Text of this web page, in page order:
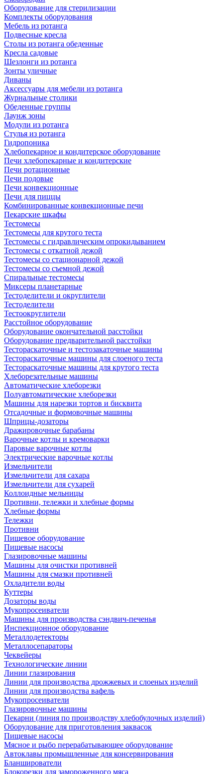
Оборудование для стерилизации
Комплекты оборудования
Мебель из ротанга
Подвесные кресла
Столы из ротанга обеденные
Кресла садовые
Шезлонги из ротанга
Зонты уличные
Диваны
Аксессуары для мебели из ротанга
Журнальные столики
Обеденные группы
Лаунж зоны
Модули из ротанга
Стулья из ротанга
Гидропоника
Хлебопекарное и кондитерское оборудование
Печи хлебопекарные и кондитерские
Печи ротационные
Печи подовые
Печи конвекционные
Печи для пиццы
Комбинированные конвекционные печи
Пекарские шкафы
Тестомесы
Тестомесы для крутого теста
Тестомесы с гидравлическим опрокидыванием
Тестомесы с откатной дежой
Тестомесы со стационарной дежой
Тестомесы со съемной дежой
Спиральные тестомесы
Миксеры планетарные
Тестоделители и округлители
Тестоделители
Тестоокруглители
Расстойное оборудование
Оборудование окончательной расстойки
Оборудование предварительной расстойки
Тестораскаточные и тестозакаточные машины
Тестораскаточные машины для слоеного теста
Тестораскаточные машины для крутого теста
Хлеборезательные машины
Автоматические хлеборезки
Полуавтоматические хлеборезки
Машины для нарезки тортов и бисквита
Отсадочные и формовочные машины
Шприцы-дозаторы
Дражировочные барабаны
Варочные котлы и кремоварки
Паровые варочные котлы
Электрические варочные котлы
Измельчители
Измельчители для сахара
Измельчители для сухарей
Коллоидные мельницы
Противни, тележки и хлебные формы
Хлебные формы
Тележки
Противни
Пищевое оборудование
Пищевые насосы
Глазировочные машины
Машины для очистки противней
Машины для смазки противней
Охладители воды
Куттеры
Дозаторы воды
Мукопросеиватели
Машины для производства сэндвич-печенья
Инспекционное оборудование
Металлодетекторы
Металлосепараторы
Чеквейеры
Технологические линии
Линии глазирования
Линии для производства дрожжевых и слоеных изделий
Линии для производства вафель
Мукопросеиватели
Глазировочные машины
Пекарни (линия по производству хлебобулочных изделий)
Оборудование для приготовления заквасок
Пищевые насосы
Мясное и рыбо перерабатывающее оборудование
Автоклавы промышленные для консервирования
Бланширователи
Блокорезки для замороженного мяса